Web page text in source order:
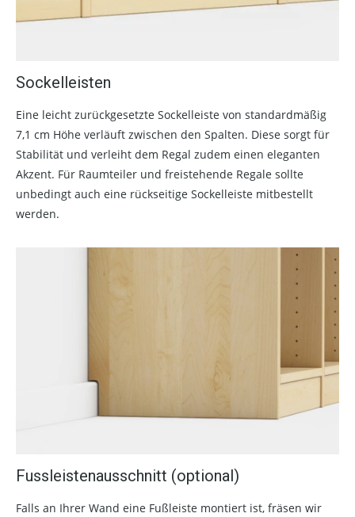
Sockelleisten
Eine leicht zurückgesetzte Sockelleiste von standardmäßig
7,1 cm Höhe verläuft zwischen den Spalten. Diese sorgt für
Stabilität und verleiht dem Regal zudem einen eleganten
Akzent. Für Raumteiler und freistehende Regale sollte
unbedingt auch eine rückseitige Sockelleiste mitbestellt
werden.
Fussleistenausschnitt (optional)
Falls an Ihrer Wand eine Fußleiste montiert ist, fräsen wir